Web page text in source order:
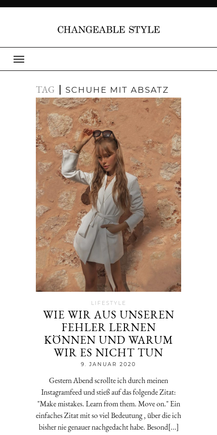
TAG SCHUHE MIT ABSATZ
LIFESTYLE
WIE WIR AUS UNSEREN
FEHLER LERNEN
KÖNNEN UND WARUM
WIR ES NICHT TUN
9. JANUAR 2020
Gestern Abend scrollte ich durch meinen
Instagramfeed und stieß auf das folgende Zitat:
"Make mistakes. Learn from them. Move on." Ein
einfaches Zitat mit so viel Bedeutung , über die ich
bisher nie genauer nachgedacht habe. Besond[...]